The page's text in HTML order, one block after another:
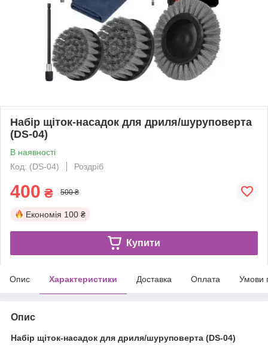
Набір щіток-насадок для дриля/шуруповерта
(DS-04)
В наявності
Код: (DS-04)
Роздріб
400 ₴ 500 ₴
Економія 100 ₴
Купити
Опис Характеристики Доставка Оплата Умови
Опис
Набір щіток-насадок для дриля/шуруповерта (DS-04)